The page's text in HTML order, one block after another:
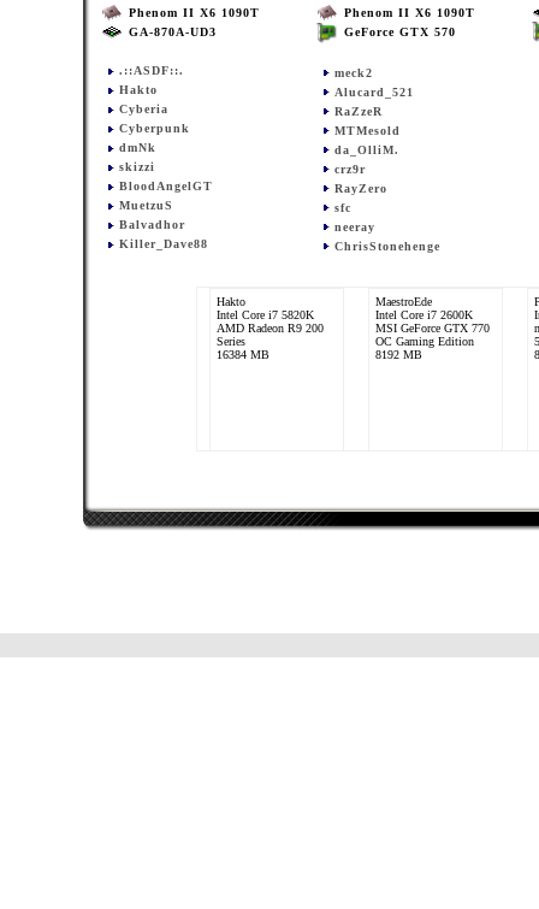
Phenom II X6 1090T
GA-870A-UD3
.::ASDF::.
Hakto
Cyberia
Cyberpunk
dmNk
skizzi
BloodAngelGT
MuetzuS
Balvadhor
Killer_Dave88
Phenom II X6 1090T
GeForce GTX 570
meck2
Alucard_521
RaZzeR
MTMesold
da_OlliM.
crz9r
RayZero
sfc
neeray
ChrisStonehenge
Hakto
Intel Core i7 5820K
AMD Radeon R9 200
Series
16384 MB
MaestroEde
Intel Core i7 2600K
MSI GeForce GTX 770
OC Gaming Edition
8192 MB
AMD Radeon R9 290
OC
16384 MB